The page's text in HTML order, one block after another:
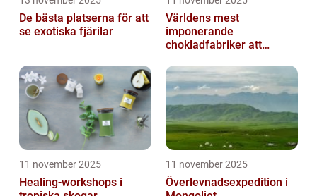
De bästa platserna för att
se exotiska fjärilar
Världens mest
imponerande
chokladfabriker att
11 november 2025
Healing-workshops i
11 november 2025
Överlevnadsexpedition i